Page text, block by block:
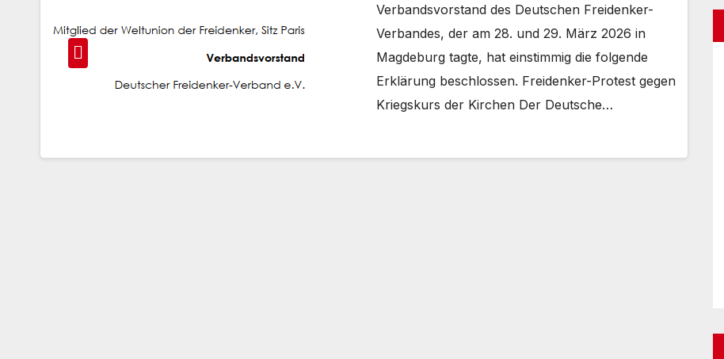
Verbandsvorstand des Deutschen Freidenker-
Verbandes, der am 28. und 29. März 2026 in
Magdeburg tagte, hat einstimmig die folgende
Erklärung beschlossen. Freidenker-Protest gegen
Kriegskurs der Kirchen Der Deutsche…